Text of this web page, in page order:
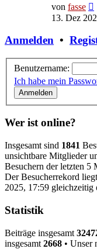
von fasse
13. Dez
Anmelden •
Benutzername:
Ich habe mein
Wer ist online?
Insgesamt sind 1841
unsichtbare Mitglieder
Besuchern der letzten 5
Der Besucherrekord
2025, 17:59 gleichzeitig
Statistik
Beiträge insgesamt
insgesamt 2668 • Unser